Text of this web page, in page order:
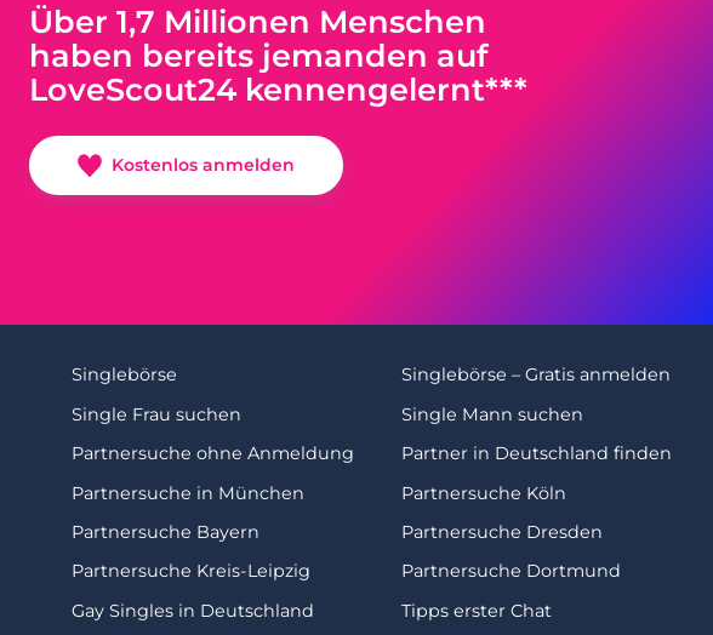
Über 1,7 Millionen Menschen
haben bereits jemanden auf
LoveScout24 kennengelernt***
Kostenlos anmelden
Singlebörse
Singlebörse – Gratis anmelden
Single Frau suchen
Single Mann suchen
Partnersuche ohne Anmeldung
Partner in Deutschland finden
Partnersuche in München
Partnersuche Köln
Partnersuche Bayern
Partnersuche Dresden
Partnersuche Kreis-Leipzig
Partnersuche Dortmund
Gay Singles in Deutschland Tipps erster Chat